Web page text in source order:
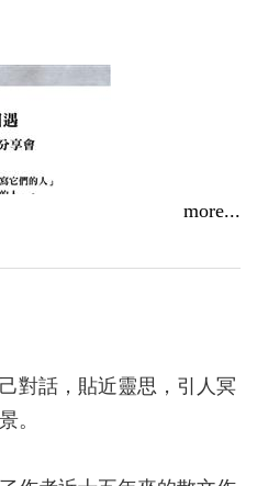
more...
對話，貼近靈思，引人冥
。